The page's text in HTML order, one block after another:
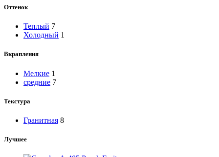
Оттенок
Теплый 7
Холодный 1
Вкрапления
Мелкие 1
средние 7
Текстура
Гранитная 8
Лучшее